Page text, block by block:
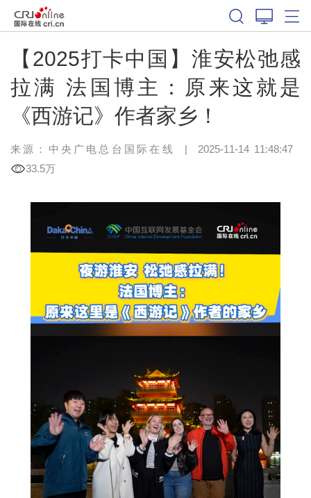
【2025打卡中国】淮安松弛感
拉满 法国博主：原来这就是
《西游记》作者家乡！
来源：中央广电总台国际在线 | 2025-11-14 11:48:47
33.5万